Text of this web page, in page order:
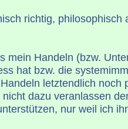
richtig, philosophisch
mein Handeln (bzw.
hat bzw. die
letztendlich noch
dazu veranlassen
nur weil ich